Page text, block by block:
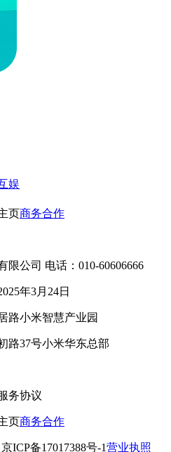
娱
页商务合作
公司 电话：010-60606666
年3月24日
路小米智慧产业园
路37号小米华东总部
务协议
页商务合作
京ICP备17017388号-1营业执照